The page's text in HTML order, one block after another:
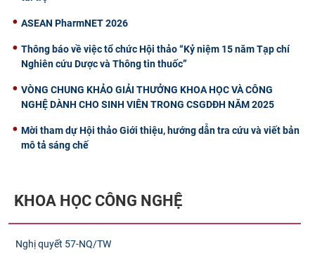
ASEAN PharmNET 2026
Thông báo về việc tổ chức Hội thảo “Kỷ niệm 15 năm Tạp chí
Nghiên cứu Dược và Thông tin thuốc”
VÒNG CHUNG KHẢO GIẢI THƯỞNG KHOA HỌC VÀ CÔNG
NGHỆ DÀNH CHO SINH VIÊN TRONG CSGDĐH NĂM 2025
Mời tham dự Hội thảo Giới thiệu, hướng dẫn tra cứu và viết bản
mô tả sáng chế
KHOA HỌC CÔNG NGHỆ
Nghị quyết 57-NQ/TW